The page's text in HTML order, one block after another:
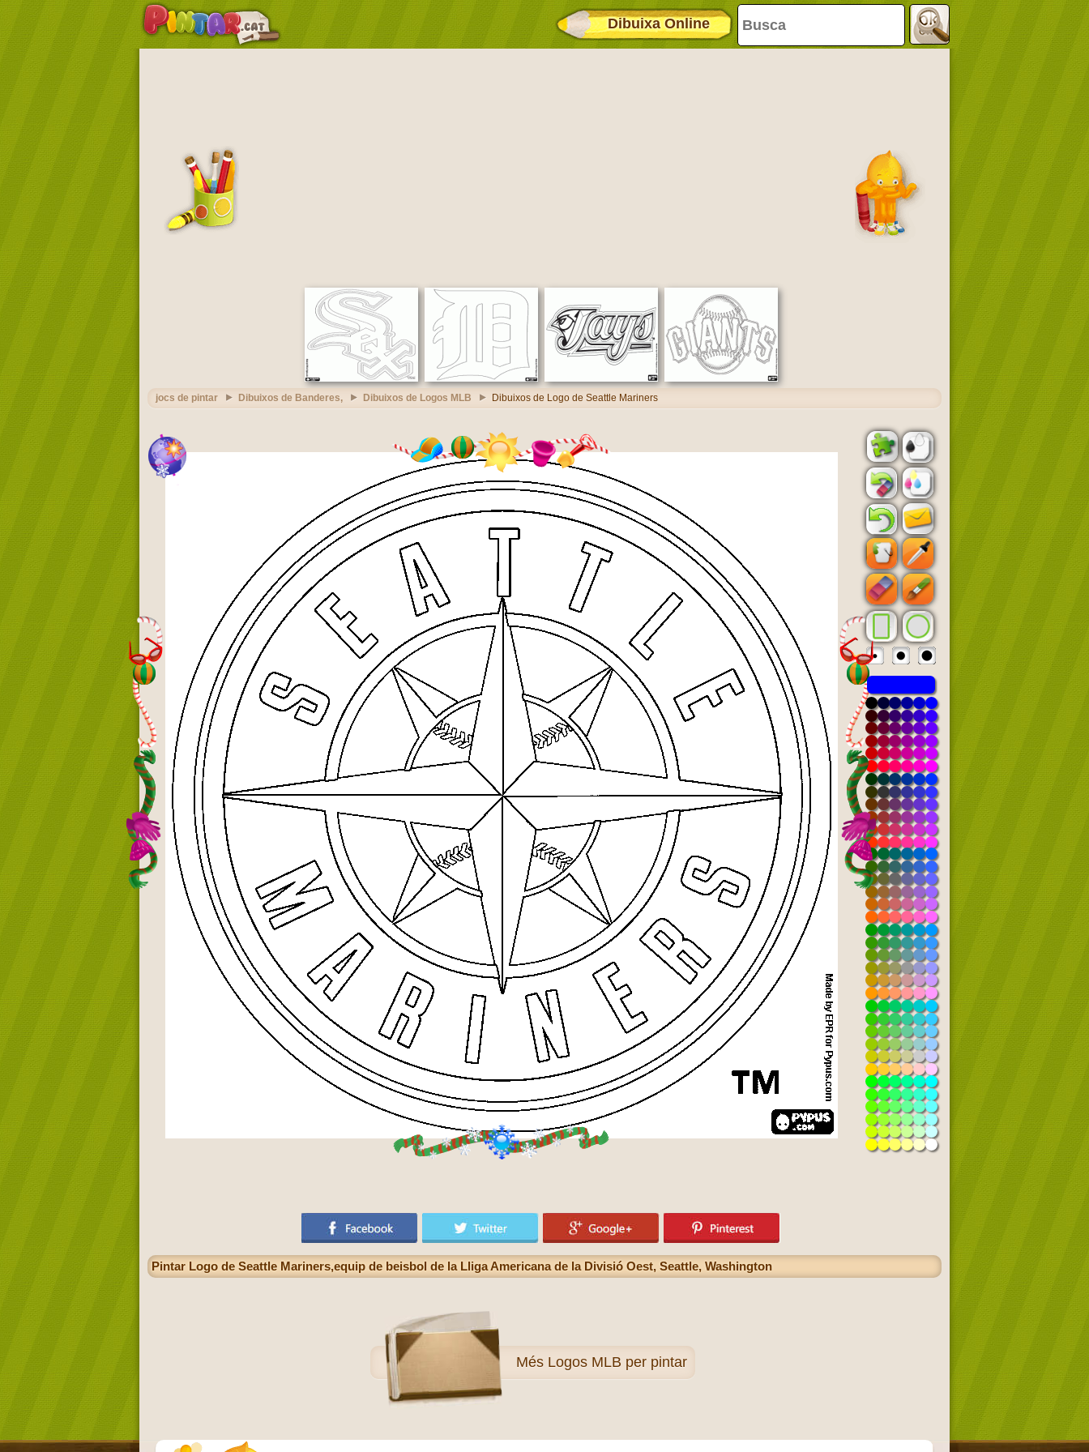
Dibuixa Online
jocs de pintar Dibuixos de Banderes, Dibuixos de Logos MLB Dibuixos de Logo de Seattle Mariners
Pintar Logo de Seattle Mariners,equip de beisbol de la Lliga Americana de la Divisió Oest, Seattle, Washington
Més Logos MLB per pintar